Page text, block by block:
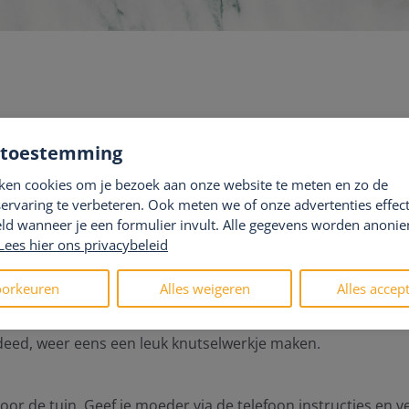
en schrijf een leuke kaart met een persoonlijke
bloemetje (op gepaste afstand) voor de deur.
en leg deze (op gepaste afstand) voor de deur of laat
weer tevoorschijn toveren? Maak een leuk
weer eens een leuk knutselwerkje maken.
cookies om je bezoek aan onze website te meten en zo de
te verbeteren. Ook meten we of onze advertenties
wanneer je een formulier invult. Alle gegevens worden
hier ons privacybeleid
Alles weigeren Alles